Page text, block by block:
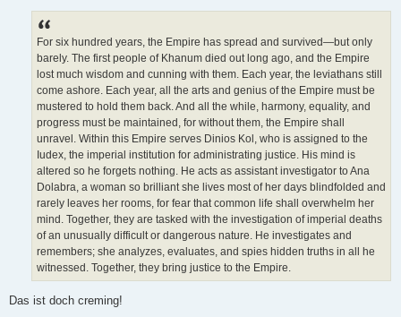
For six hundred years, the Empire has spread and survived—but only
barely. The first people of Khanum died out long ago, and the Empire
lost much wisdom and cunning with them. Each year, the leviathans still
come ashore. Each year, all the arts and genius of the Empire must be
mustered to hold them back. And all the while, harmony, equality, and
progress must be maintained, for without them, the Empire shall
unravel. Within this Empire serves Dinios Kol, who is assigned to the
Iudex, the imperial institution for administrating justice. His mind is
altered so he forgets nothing. He acts as assistant investigator to Ana
Dolabra, a woman so brilliant she lives most of her days blindfolded and
rarely leaves her rooms, for fear that common life shall overwhelm her
mind. Together, they are tasked with the investigation of imperial deaths
of an unusually difficult or dangerous nature. He investigates and
remembers; she analyzes, evaluates, and spies hidden truths in all he
witnessed. Together, they bring justice to the Empire.
Das ist doch creming!